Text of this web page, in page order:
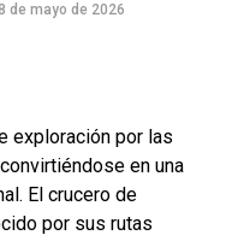
de mayo de 2026
exploración por las
en una
El crucero de
por sus rutas